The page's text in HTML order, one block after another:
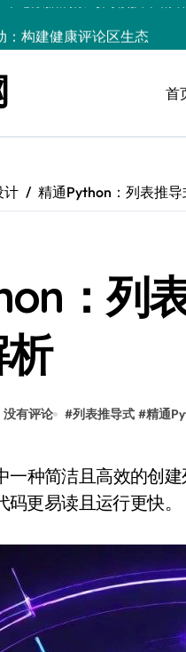
：构建健康评论区生态
精要：云运维视角下的技
库高效管理核心策略
媒：数据驱动新防线
能Android云架构性能跃迁
搭建：精准管理运行库，
首
计 精通Python：列表推
：列
没有评论 #列表推导式 #精通
更易读且运行更快。